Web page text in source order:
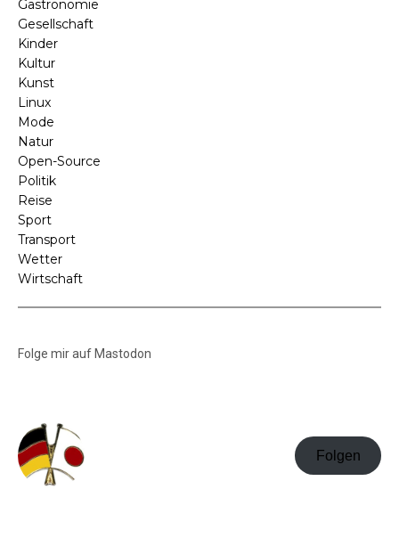
Gastronomie
Gesellschaft
Kinder
Kultur
Kunst
Linux
Mode
Natur
Open-Source
Politik
Reise
Sport
Transport
Wetter
Wirtschaft
Folge mir auf Mastodon
Folgen